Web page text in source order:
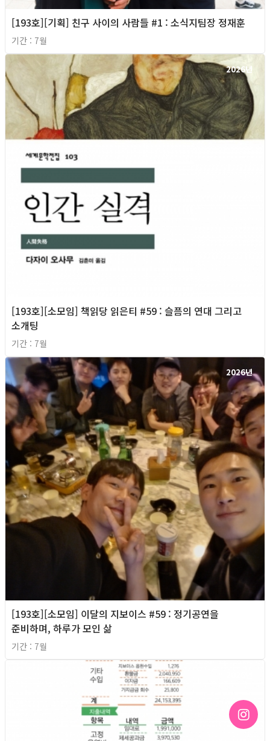
[193호][기획] 친구 사이의 사람들 #1 : 소식지팀장 정재훈
기간 : 7월
2026년
[193호][소모임] 책읽당 읽은티 #59 : 슬픔의 연대 그리고
소개팅
기간 : 7월
2026년
[193호][소모임] 이달의 지보이스 #59 : 정기공연을
준비하며, 하루가 모인 삶
기간 : 7월